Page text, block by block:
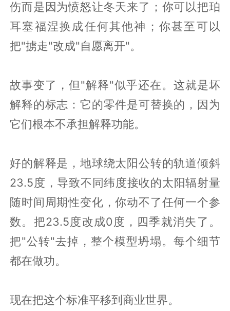
伤而是因为愤怒让冬天来了；你可以把珀
耳塞福涅换成任何其他神；你甚至可以
把"掳走"改成"自愿离开"。
故事变了，但"解释"似乎还在。这就是坏
解释的标志：它的零件是可替换的，因为
它们根本不承担解释功能。
好的解释是，地球绕太阳公转的轨道倾斜
23.5度，导致不同纬度接收的太阳辐射量
随时间周期性变化，你动不了任何一个参
数。把23.5度改成0度，四季就消失了。
把"公转"去掉，整个模型坍塌。每个细节
都在做功。
现在把这个标准平移到商业世界。